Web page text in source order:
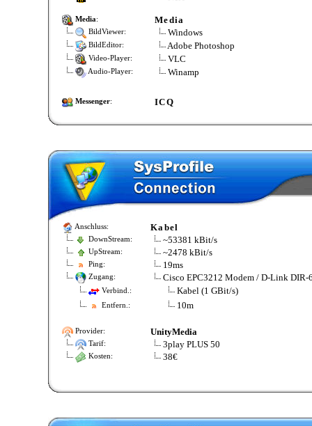
Media: Media
BildViewer: Windows
BildEditor: Adobe Photoshop
Video-Player: VLC
Audio-Player: Winamp
Messenger: ICQ
Anschluss: Kabel
DownStream: ~53381 kBit/s
UpStream: ~2478 kBit/s
Ping: 19ms
Zugang: Cisco EPC3212 Modem / D-Link DIR-
Verbind.: Kabel (1 GBit/s)
Entfern.: 10m
Provider: UnityMedia
Tarif: 3play PLUS 50
Kosten: 38€